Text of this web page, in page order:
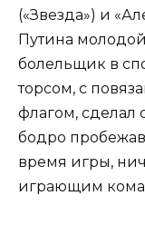
(«Звезда») и
Путина
болельщик в
торсом, с
флагом, сделал
бодро
время игры,
играющим